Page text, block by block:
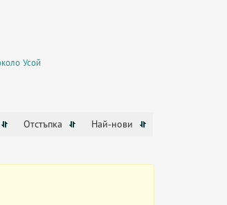
Усой
Отстъпка Най-нови